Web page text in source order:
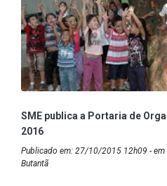
SME publica a Portaria de
2016
Publicado em: 27/10/2015 12h09 - em
Butantã